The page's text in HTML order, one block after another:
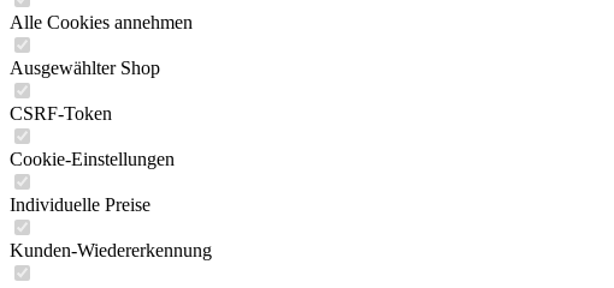
Alle Cookies annehmen
Ausgewählter Shop
CSRF-Token
Cookie-Einstellungen
Individuelle Preise
Kunden-Wiedererkennung